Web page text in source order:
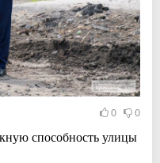
0 0
способность улицы